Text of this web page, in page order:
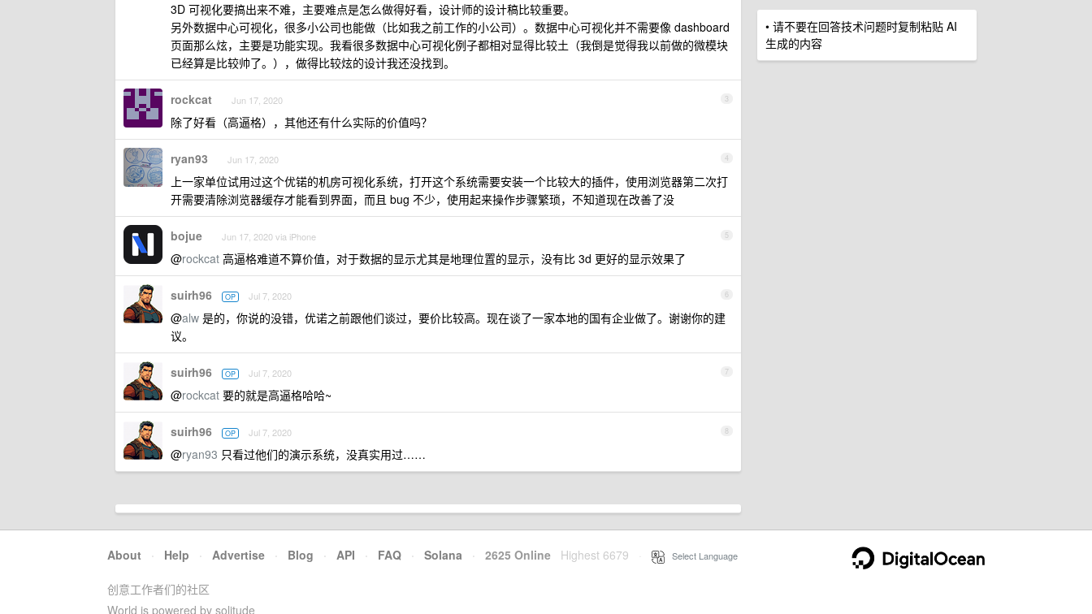
• 请不要在回答技术问题时复制粘贴 AI
生成的内容
3D 可视化要搞出来不难，主要难点是怎么做得好看，设计师的设计稿比较重要。
另外数据中心可视化，很多小公司也能做（比如我之前工作的小公司）。数据中心可视化并不需要像 dashboard
页面那么炫，主要是功能实现。我看很多数据中心可视化例子都相对显得比较土（我倒是觉得我以前做的微模块
已经算是比较帅了。），做得比较炫的设计我还没找到。
3
rockcat Jun 17, 2020
除了好看（高逼格），其他还有什么实际的价值吗？
4
ryan93 Jun 17, 2020
上一家单位试用过这个优锘的机房可视化系统，打开这个系统需要安装一个比较大的插件，使用浏览器第二次打
开需要清除浏览器缓存才能看到界面，而且 bug 不少，使用起来操作步骤繁琐，不知道现在改善了没
5
bojue Jun 17, 2020 via iPhone
@rockcat 高逼格难道不算价值，对于数据的显示尤其是地理位置的显示，没有比 3d 更好的显示效果了
6
suirh96 OP Jul 7, 2020
@alw 是的，你说的没错，优诺之前跟他们谈过，要价比较高。现在谈了一家本地的国有企业做了。谢谢你的建
议。
7
suirh96 OP Jul 7, 2020
@rockcat 要的就是高逼格哈哈~
8
suirh96 OP Jul 7, 2020
@ryan93 只看过他们的演示系统，没真实用过……
About · Help · Advertise · Blog · API · FAQ · Solana · 2625 Online Highest 6679 Select Language
创意工作者们的社区
World is powered by solitude